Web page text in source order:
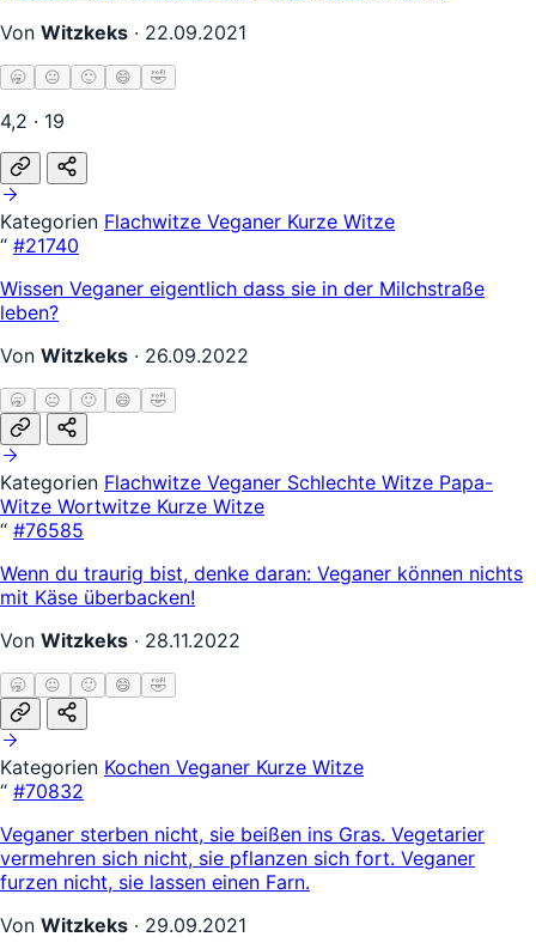
Von Witzkeks · 22.09.2021
🥱 😐 🙂 😄 🤣
4,2 · 19
Kategorien Flachwitze Veganer Kurze Witze
“ #21740
Wissen Veganer eigentlich dass sie in der Milchstraße
leben?
Von Witzkeks · 26.09.2022
🥱 😐 🙂 😄 🤣
Kategorien Flachwitze Veganer Schlechte Witze Papa-
Witze Wortwitze Kurze Witze
“ #76585
Wenn du traurig bist, denke daran: Veganer können nichts
mit Käse überbacken!
Von Witzkeks · 28.11.2022
🥱 😐 🙂 😄 🤣
Kategorien Kochen Veganer Kurze Witze
“ #70832
Veganer sterben nicht, sie beißen ins Gras. Vegetarier
vermehren sich nicht, sie pflanzen sich fort. Veganer
furzen nicht, sie lassen einen Farn.
Von Witzkeks · 29.09.2021